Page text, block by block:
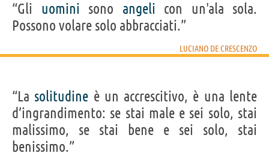
“Gli uomini sono angeli con un'ala sola.
Possono volare solo abbracciati.”
LUCIANO DE CRESCENZO
“La solitudine è un accrescitivo, è una lente
d’ingrandimento: se stai male e sei solo, stai
malissimo, se stai bene e sei solo, stai
benissimo.”